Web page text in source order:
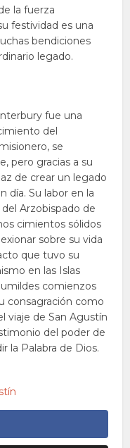
la fuerza
festividad es una
bendiciones
legado.
fue una
del
se
pero gracias a su
de crear un legado
día. Su labor en la
Arzobispado de
cimientos sólidos
sobre su vida
que tuvo su
en las Islas
comienzos
consagración como
viaje de San Agustín
del poder de
la Palabra de Dios.